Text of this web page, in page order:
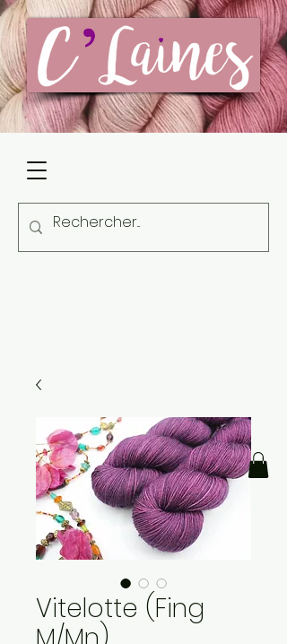
Vitelotte (Fing